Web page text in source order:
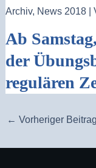
Archiv, News 2018|
Ab
der
regulären
← Vorheriger Beitrag